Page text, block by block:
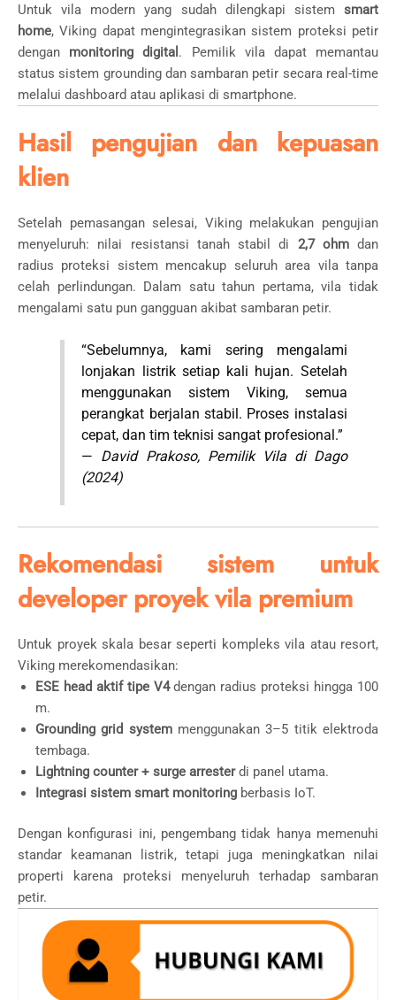
Untuk vila modern yang sudah dilengkapi sistem smart
home, Viking dapat mengintegrasikan sistem proteksi petir
dengan monitoring digital . Pemilik vila dapat memantau
status sistem grounding dan sambaran petir secara real-time
melalui dashboard atau aplikasi di smartphone.
Hasil pengujian dan kepuasan
klien
Setelah pemasangan selesai, Viking melakukan pengujian
menyeluruh: nilai resistansi tanah stabil di 2,7 ohmdan
radius proteksi sistem mencakup seluruh area vila tanpa
celah perlindungan. Dalam satu tahun pertama, vila tidak
mengalami satu pun gangguan akibat sambaran petir.
“Sebelumnya, kami sering mengalami
lonjakan listrik setiap kali hujan. Setelah
menggunakan sistem Viking, semua
perangkat berjalan stabil. Proses instalasi
cepat, dan tim teknisi sangat profesional.”
— David Prakoso, Pemilik Vila di Dago
(2024)
Rekomendasi sistem untuk
developer proyek vila premium
Untuk proyek skala besar seperti kompleks vila atau resort,
Viking merekomendasikan:
ESE head aktif tipe V4dengan radius proteksi hingga 100
m.
Grounding grid systemmenggunakan 3–5 titik elektroda
tembaga.
Lightning counter + surge arresterdi panel utama.
Integrasi sistem smart monitoring berbasis IoT.
Dengan konfigurasi ini, pengembang tidak hanya memenuhi
standar keamanan listrik, tetapi juga meningkatkan nilai
properti karena proteksi menyeluruh terhadap sambaran
petir.